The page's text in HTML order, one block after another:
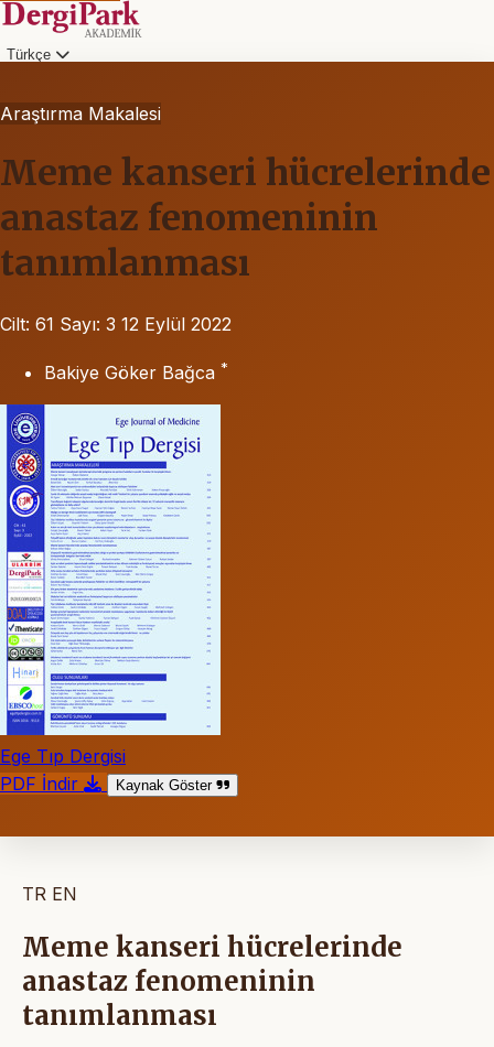
Türkçe
Araştırma Makalesi
Meme kanseri hücrelerinde
anastaz fenomeninin
tanımlanması
Cilt: 61 Sayı: 3 12 Eylül 2022
Bakiye Göker Bağca *
Ege Tıp Dergisi
PDF İndir
Kaynak Göster
TR EN
Meme kanseri hücrelerinde
anastaz fenomeninin
tanımlanması